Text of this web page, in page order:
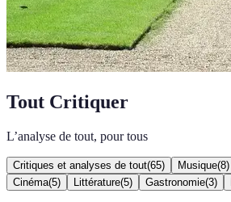
Tout Critiquer
L’analyse de tout, pour tous
Critiques et analyses de tout(65) Musique(8)
Cinéma(5) Littérature(5) Gastronomie(3)